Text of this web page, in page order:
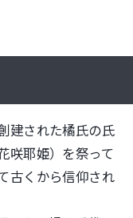
建された橘氏の氏
咲耶姫）を祭って
古くから信仰され